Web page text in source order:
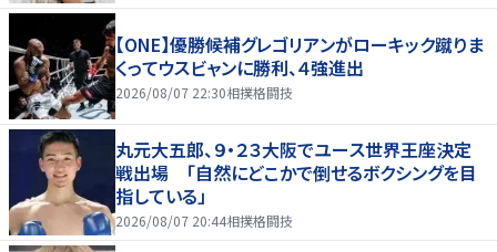
【ONE】優勝候補グレゴリアンがローキック蹴りま
くってウスビャンに勝利、４強進出
2026/08/07 22:30相撲格闘技
丸元大五郎、９・２３大阪でユース世界王座決定
戦出場 「自然にどこかで倒せるボクシングを目
指している」
2026/08/07 20:44相撲格闘技